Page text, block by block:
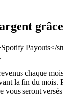
Payouts</
chaque
la fin du mois.
vous seront